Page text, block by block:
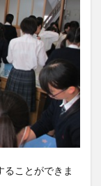
ることができま